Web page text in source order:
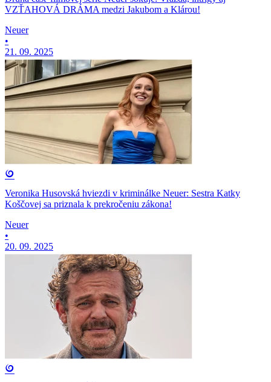
VZŤAHOVÁ DRÁMA medzi Jakubom a Klárou!
Neuer
•
21. 09. 2025
Veronika Husovská hviezdi v kriminálke Neuer: Sestra Katky
Koščovej sa priznala k prekročeniu zákona!
Neuer
•
20. 09. 2025